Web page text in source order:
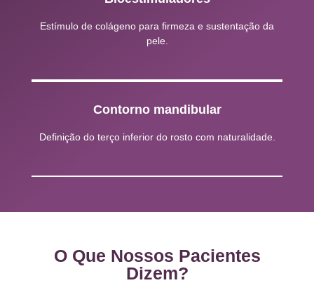
Estímulo de colágeno para firmeza e sustentação da
pele.
Contorno mandibular
Definição do terço inferior do rosto com naturalidade.
O Que Nossos Pacientes
Dizem?